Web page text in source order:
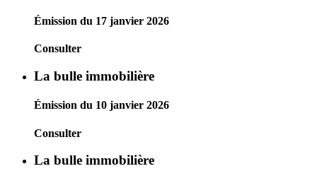
Émission du 17 janvier 2026
Consulter
La bulle immobilière
Émission du 10 janvier 2026
Consulter
La bulle immobilière